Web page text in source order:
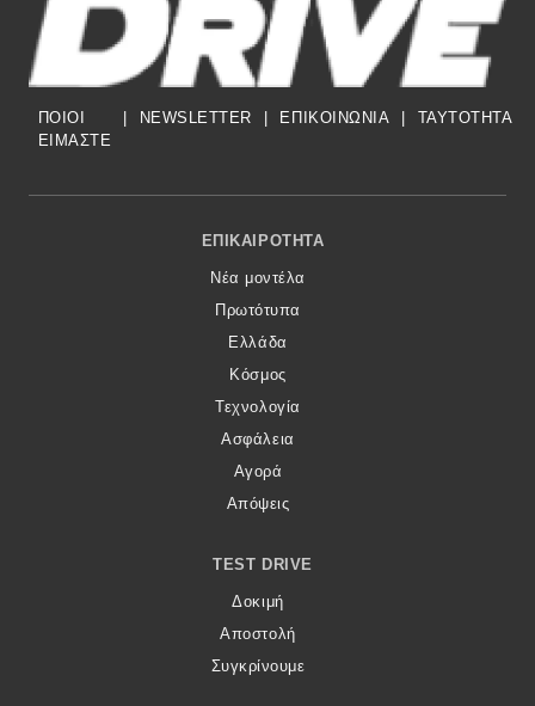
ΠΟΙΟΙ
ΕΙΜΑΣΤΕ
NEWSLETTER ΕΠΙΚΟΙΝΩΝΙΑ TAYTOTHTA
Footer Menu
ΕΠΙΚΑΙΡΌΤΗΤΑ
Νέα μοντέλα
Πρωτότυπα
Ελλάδα
Κόσμος
Τεχνολογία
Ασφάλεια
Αγορά
Απόψεις
TEST DRIVE
Δοκιμή
Αποστολή
Συγκρίνουμε